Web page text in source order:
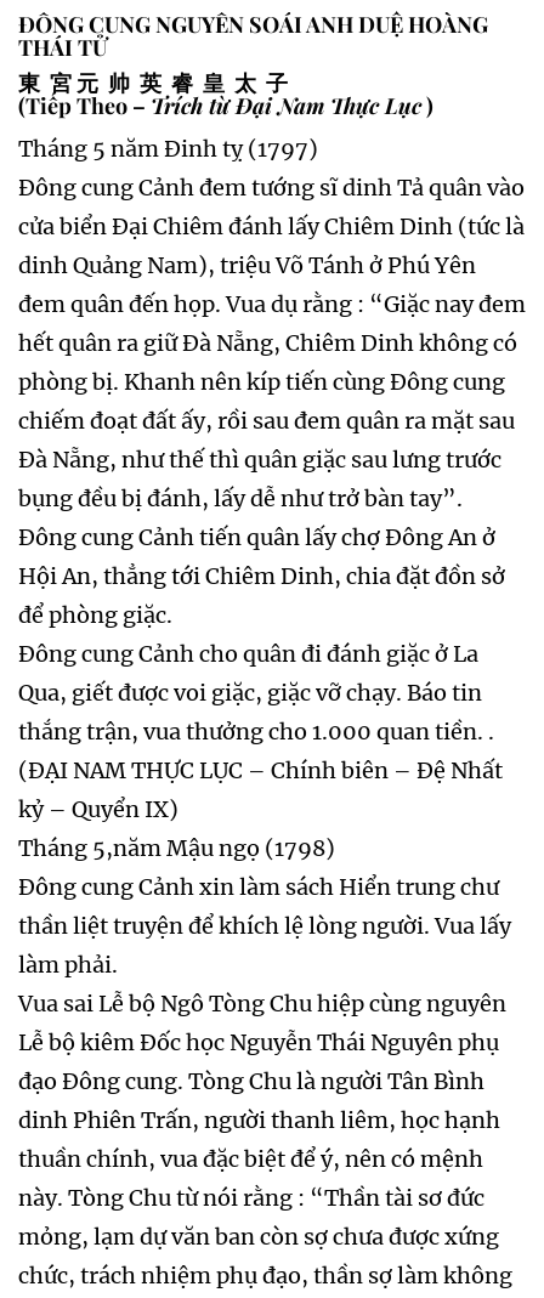
ĐÔNG CUNG NGUYÊN SOÁI ANH DUỆ HOÀNG
THÁI TỬ
東 宮 元 帅 英 睿 皇 太 子
(Tiếp Theo – Trích từ Đại Nam Thực Lục)
Tháng 5 năm Đinh tỵ (1797)
Đông cung Cảnh đem tướng sĩ dinh Tả quân vào
cửa biển Đại Chiêm đánh lấy Chiêm Dinh (tức là
dinh Quảng Nam), triệu Võ Tánh ở Phú Yên
đem quân đến họp. Vua dụ rằng : “Giặc nay đem
hết quân ra giữ Đà Nẵng, Chiêm Dinh không có
phòng bị. Khanh nên kíp tiến cùng Đông cung
chiếm đoạt đất ấy, rồi sau đem quân ra mặt sau
Đà Nẵng, như thế thì quân giặc sau lưng trước
bụng đều bị đánh, lấy dễ như trở bàn tay”.
Đông cung Cảnh tiến quân lấy chợ Đông An ở
Hội An, thẳng tới Chiêm Dinh, chia đặt đồn sở
để phòng giặc.
Đông cung Cảnh cho quân đi đánh giặc ở La
Qua, giết được voi giặc, giặc vỡ chạy. Báo tin
thắng trận, vua thưởng cho 1.000 quan tiền. .
(ĐẠI NAM THỰC LỤC – Chính biên – Đệ Nhất
kỷ – Quyển IX)
Tháng 5,năm Mậu ngọ (1798)
Đông cung Cảnh xin làm sách Hiển trung chư
thần liệt truyện để khích lệ lòng người. Vua lấy
làm phải.
Vua sai Lễ bộ Ngô Tòng Chu hiệp cùng nguyên
Lễ bộ kiêm Đốc học Nguyễn Thái Nguyên phụ
đạo Đông cung. Tòng Chu là người Tân Bình
dinh Phiên Trấn, người thanh liêm, học hạnh
thuần chính, vua đặc biệt để ý, nên có mệnh
này. Tòng Chu từ nói rằng : “Thần tài sơ đức
mỏng, lạm dự văn ban còn sợ chưa được xứng
chức, trách nhiệm phụ đạo, thần sợ làm không